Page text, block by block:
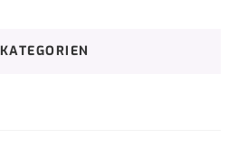
KATEGORIEN